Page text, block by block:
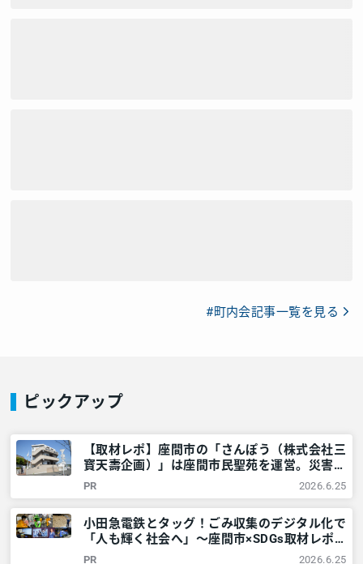
#町内会記事一覧を見る
ピックアップ
【取材レポ】座間市の「さんぽう（株式会社三
寳天壽企画）」は座間市民聖苑を運営。災害時
には市や警察と協力も – 神奈川・東京多摩の
ご近所情報 – レアリア
PR 2026.6.25
小田急電鉄とタッグ！ごみ収集のデジタル化で
「人も輝く社会へ」～座間市×SDGs取材レポ
～ – 神奈川・東京多摩のご近所情報 – レアリ
PR 2026.6.25